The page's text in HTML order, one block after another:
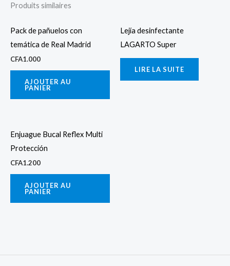
Produits similaires
Pack de pañuelos con
temática de Real Madrid
CFA1.000
AJOUTER AU
PANIER
Lejía desinfectante
LAGARTO Super
LIRE LA SUITE
Enjuague Bucal Reflex Multi
Protección
CFA1.200
AJOUTER AU
PANIER